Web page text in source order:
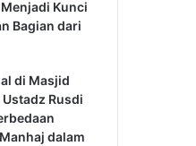
Kunci
Bagian dari
di Masjid
Rusdi
dalam